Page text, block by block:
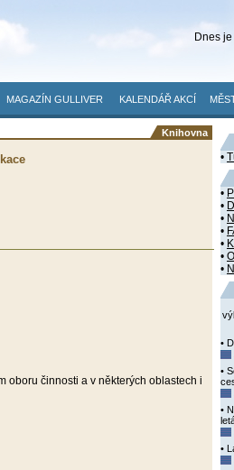
Dnes je
MAGAZÍN GULLIVER KALENDÁŘ AKCÍ
Knihovna
oboru činnosti a v některých oblastech i
•
•
•
•
•
•
•
•
•
•
•
•